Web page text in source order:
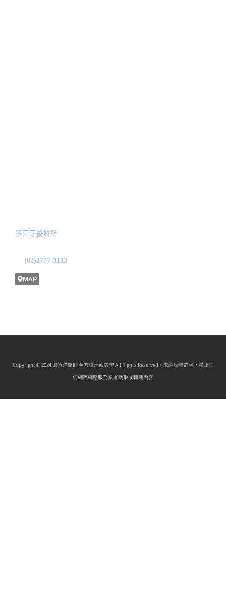
景正牙醫診所
(02)2777-3113
MAP
Copyright © 2024 張智洋醫師 全方位牙齒美學 All Rights Reserved。未經授權許可，禁止任
何網際網路服務業者截取或轉載內容